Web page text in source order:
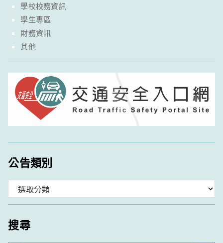
學校校務資訊
學生專區
財務資訊
其他
公告類別
類
搜尋